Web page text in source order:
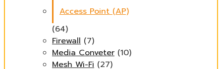
Access Point (AP)
(64)
Firewall (7)
Media Conveter (10)
Mesh Wi-Fi (27)